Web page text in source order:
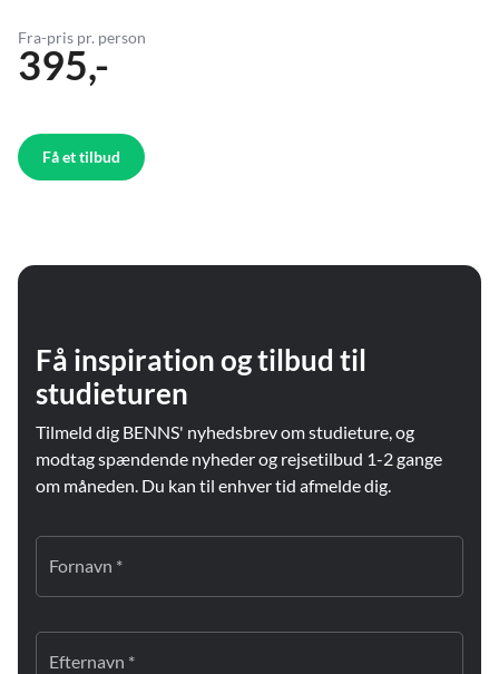
Fra-pris pr. person
395,-
Få et tilbud
Få inspiration og tilbud til
studieturen
Tilmeld dig BENNS' nyhedsbrev om studieture, og
modtag spændende nyheder og rejsetilbud 1-2 gange
om måneden. Du kan til enhver tid afmelde dig.
Fornavn *
Efternavn *